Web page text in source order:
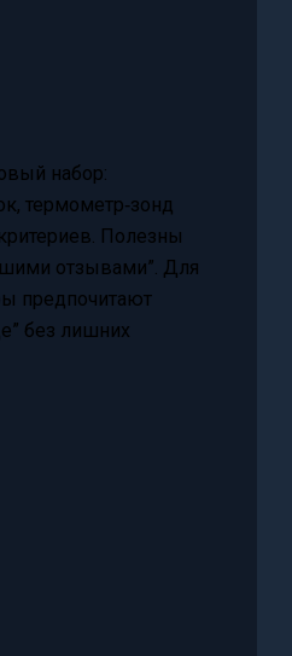
набор:
термометр‑зонд
Полезны
отзывами”. Для
предпочитают
без лишних